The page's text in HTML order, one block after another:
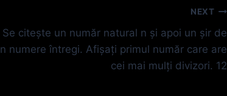
NEXT
Se citeşte un număr natural n şi apoi un şir de
n numere întregi. Afişaţi primul număr care are
cei mai mulți divizori. 12